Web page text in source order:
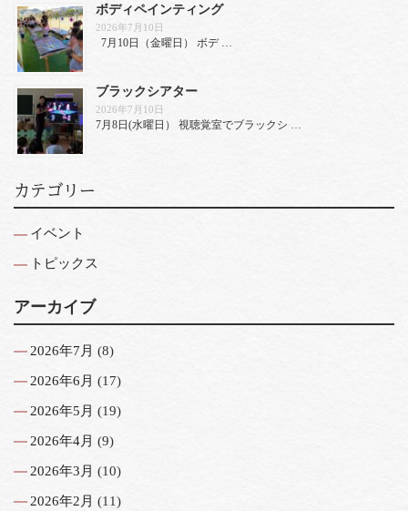
ボディペインティング
2026年7月10日
7月10日（金曜日） ボデ …
ブラックシアター
2026年7月10日
7月8日(水曜日） 視聴覚室でブラックシ …
カテゴリー
イベント
トピックス
アーカイブ
2026年7月 (8)
2026年6月 (17)
2026年5月 (19)
2026年4月 (9)
2026年3月 (10)
2026年2月 (11)